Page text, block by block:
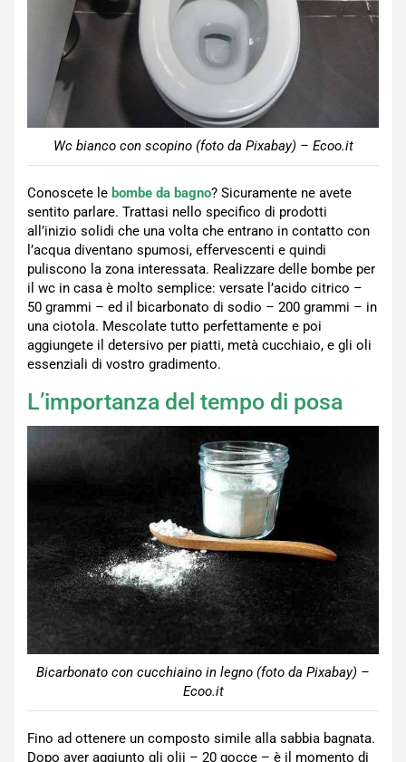
Wc bianco con scopino (foto da Pixabay) – Ecoo.it
Conoscete le bombe da bagno? Sicuramente ne avete
sentito parlare. Trattasi nello specifico di prodotti
all’inizio solidi che una volta che entrano in contatto con
l’acqua diventano spumosi, effervescenti e quindi
puliscono la zona interessata. Realizzare delle bombe per
il wc in casa è molto semplice: versate l’acido citrico –
50 grammi – ed il bicarbonato di sodio – 200 grammi – in
una ciotola. Mescolate tutto perfettamente e poi
aggiungete il detersivo per piatti, metà cucchiaio, e gli oli
essenziali di vostro gradimento.
L’importanza del tempo di posa
Bicarbonato con cucchiaino in legno (foto da Pixabay) –
Ecoo.it
Fino ad ottenere un composto simile alla sabbia bagnata.
Dopo aver aggiunto gli olii – 20 gocce – è il momento di